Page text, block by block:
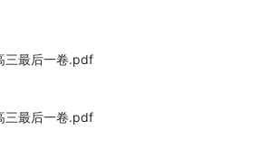
三最后一卷.pdf
三最后一卷.pdf